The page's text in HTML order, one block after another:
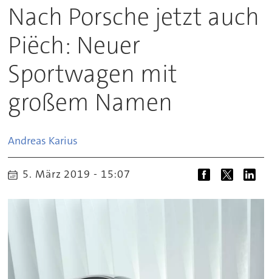
Nach Porsche jetzt auch
Piëch: Neuer
Sportwagen mit
großem Namen
Andreas Karius
5. März 2019 - 15:07